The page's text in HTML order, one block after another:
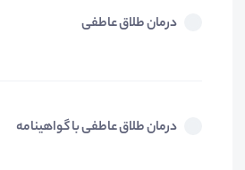
درمان طلاق عاطفی
درمان طلاق عاطفی با گواهینامه